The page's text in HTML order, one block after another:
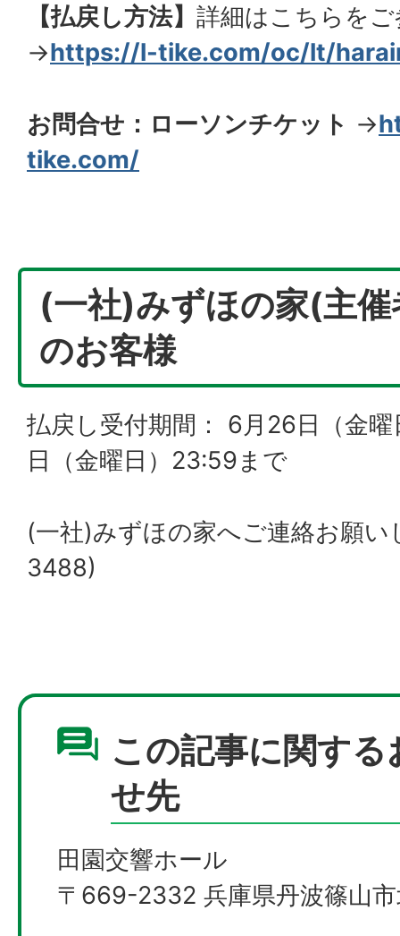
【払戻し方法】 詳細はこちらを
→https://l-tike.com/oc/lt/
お問合せ：ローソンチケット →
tike.com/
(一社)みずほの家(主
のお客様
払戻し受付期間： 6月26日（金
日（金曜日）23:59まで
(一社)みずほの家へご連絡お願
3488)
この記事に関する
せ先
田園交響ホール
〒669-2332 兵庫県丹波篠山